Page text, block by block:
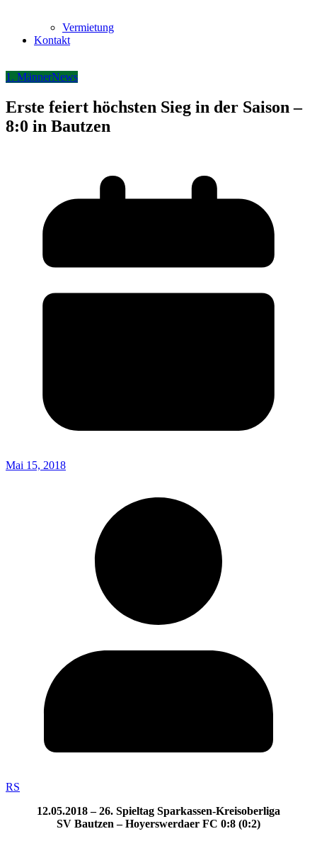
Vermietung
Kontakt
1. MännerNews
Erste feiert höchsten Sieg in der Saison –
8:0 in Bautzen
Mai 15, 2018
RS
12.05.2018 – 26. Spieltag Sparkassen-Kreisoberliga
SV Bautzen – Hoyerswerdaer FC 0:8 (0:2)